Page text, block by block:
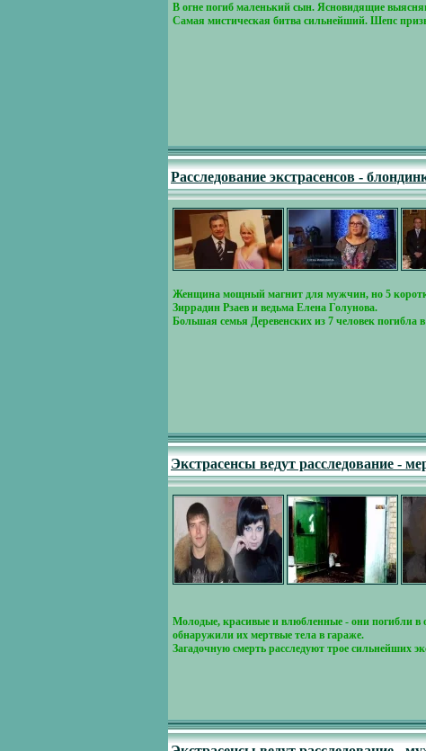
В огне погиб маленький сын. Ясновидящие
Самая мистическая битва сильнейший. Шепс
Расследование экстрасенсов -
Женщина мощный магнит для мужчин, но 5
Зиррадин Рзаев и ведьма Елена Голунова.
Большая семья Деревенских из 7 человек погибла
Экстрасенсы ведут расследование -
Молодые, красивые и влюбленные - они погибли в
обнаружили их мертвые тела в гараже.
Загадочную смерть расследуют трое сильнейших